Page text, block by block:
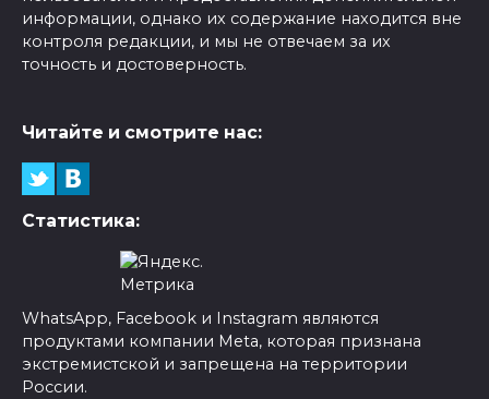
информации, однако их содержание находится вне
контроля редакции, и мы не отвечаем за их
точность и достоверность.
Читайте и смотрите нас:
Статистика:
WhatsApp, Facebook и Instagram являются
продуктами компании Meta, которая признана
экстремистской и запрещена на территории
России.